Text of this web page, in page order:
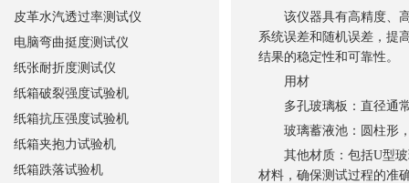
该仪器具有高精度、高
系统误差和随机误差，提
结果的稳定性和可靠性。
用材
多孔玻璃板：直径通常
玻璃蓄液池：圆柱形，
其他材质：包括U型玻
材料，确保测试过程的准
皮革水汽透过率测试仪
电脑弯曲挺度测试仪
纸张耐折度测试仪
纸箱破裂强度试验机
纸箱抗压强度试验机
纸箱夹抱力试验机
纸箱跌落试验机